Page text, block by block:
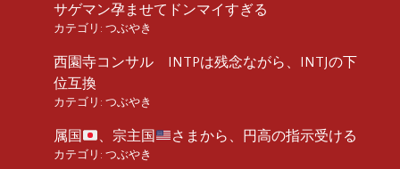
サゲマン孕ませてドンマイすぎる
カテゴリ: つぶやき
西園寺コンサル INTPは残念ながら、INTJの下
位互換
カテゴリ: つぶやき
属国 、宗主国 さまから、円高の指示受ける
カテゴリ: つぶやき